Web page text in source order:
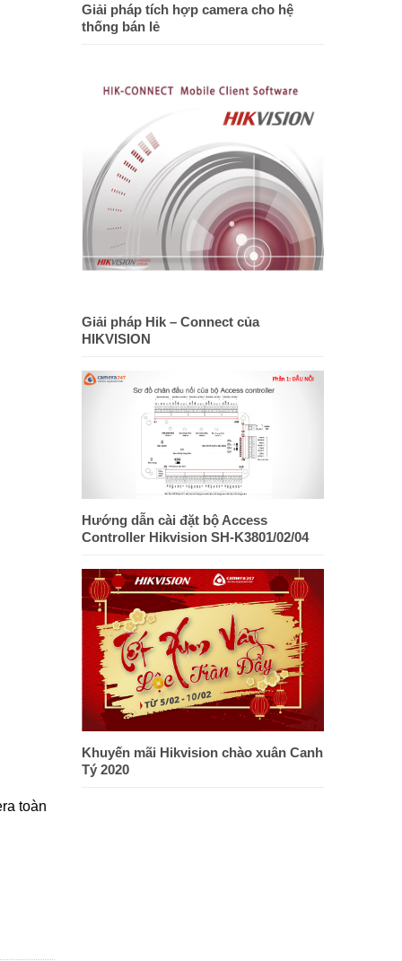
toàn
Giải pháp tích hợp camera cho hệ
thống bán lẻ
Giải pháp Hik – Connect của
HIKVISION
Hướng dẫn cài đặt bộ Access
Controller Hikvision SH-K3801/02/04
Khuyến mãi Hikvision chào xuân Canh
Tý 2020